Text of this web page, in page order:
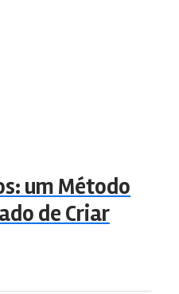
um Método
de Criar